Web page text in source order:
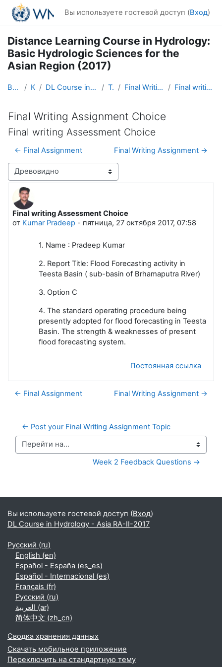
Перейти к основному содержанию
Вы используете гостевой доступ (Вход)
Distance Learning Course in Hydrology:
Basic Hydrologic Sciences for the
Asian Region (2017)
В начало Курсы DL Course in Hydrology - Asia RA-II-2017 Topic 5 Final Writing Assignment Choice Final writing Assessment Choice
Final Writing Assignment Choice
Final writing Assessment Choice
← Final Assignment
Final Writing Assignment →
Режим отображения
Final writing Assessment Choice
от Kumar Pradeep - пятница, 27 октября 2017, 07:58
Количество ответов: 0
1. Name : Pradeep Kumar
2. Report Title: Flood Forecasting activity in
Teesta Basin ( sub-basin of Brhamaputra River)
3. Option C
4. The standard operating procedure being
presently adopted for flood forecasting in Teesta
Basin. The strength & weaknesses of present
flood forecasting system.
Постоянная ссылка
← Final Assignment Final Writing Assignment →
← Post your Final Writing Assignment Topic
Перейти на...
Week 2 Feedback Questions →
Дополнительные блоки
Вы используете гостевой доступ (Вход)
DL Course in Hydrology - Asia RA-II-2017
Русский ‎(ru)‎
English ‎(en)‎
Español - España ‎(es_es)‎
Español - Internacional ‎(es)‎
Français ‎(fr)‎
Русский ‎(ru)‎
العربية ‎(ar)‎
简体中文 ‎(zh_cn)‎
Сводка хранения данных
Скачать мобильное приложение
Переключить на стандартную тему